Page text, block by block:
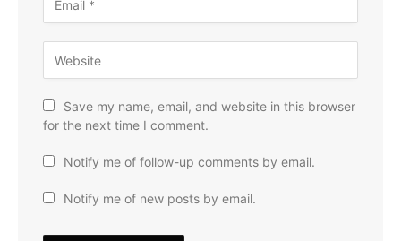
Save my name, email, and website in this browser
for the next time I comment.
Notify me of follow-up comments by email.
Notify me of new posts by email.